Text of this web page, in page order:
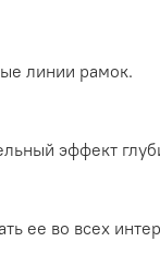
линии рамок.
эффект
ее во всех